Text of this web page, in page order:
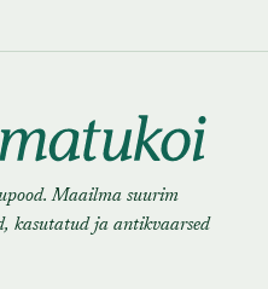
Maailma suurim
kasutatud ja antikvaarsed